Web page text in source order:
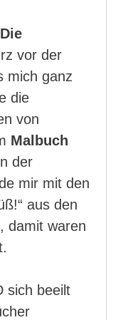
vor der
mich ganz
die
von
Malbuch
der
mir mit den
aus den
damit waren
sich beeilt